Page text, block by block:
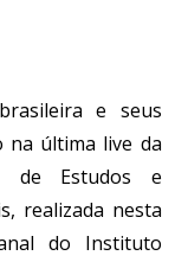
e seus
na última live da
de Estudos e
, realizada nesta
do Instituto